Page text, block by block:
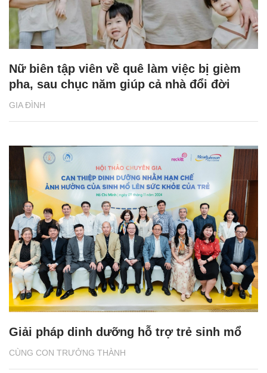
GIA ĐÌNH
Nữ biên tập viên về quê làm việc bị gièm
pha, sau chục năm giúp cả nhà đổi đời
CÙNG CON TRƯỞNG THÀNH
Giải pháp dinh dưỡng hỗ trợ trẻ sinh mổ